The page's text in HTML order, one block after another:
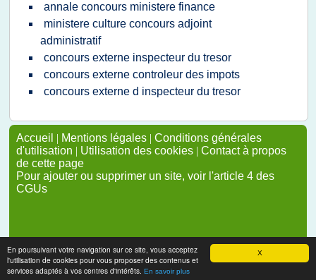
X
En poursuivant votre navigation sur ce site, vous acceptez
l'utilisation de cookies pour vous proposer des contenus et
services adaptés à vos centres d'intérêts. En savoir plus
annale concours ministere finance
ministere culture concours adjoint
administratif
concours externe inspecteur du tresor
concours externe controleur des impots
concours externe d inspecteur du tresor
Accueil | Mentions légales | Conditions générales
d'utilisation | Utilisation des cookies | Contact à propos
de cette page
Pour ajouter ou supprimer un site, voir l'article 4 des
CGUs